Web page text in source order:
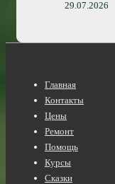
29.07.2026
Нижнее
меню
Главная
Контакты
Цены
Ремонт
Помощь
Курсы
Сказки